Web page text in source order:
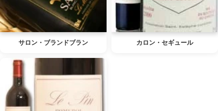
サロン・ブランドブラン カロン・セギュール